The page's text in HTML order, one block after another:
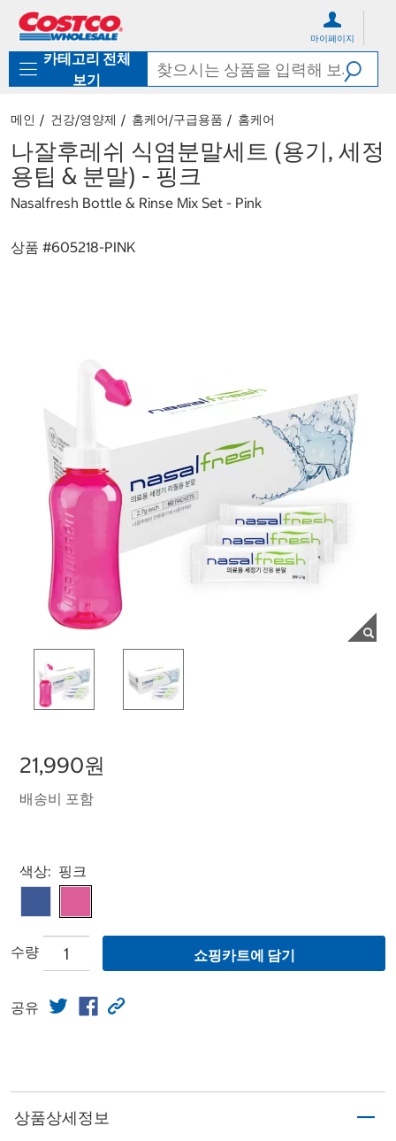
로
기
가
마이페이지
카테고리 전체
보기
메인 건강/영양제 홈케어/구급용품 홈케어
나잘후레쉬 식염분말세트 (용기, 세정
용팁 & 분말) - 핑크
Nasalfresh Bottle & Rinse Mix Set - Pink
상품 #605218-PINK
21,990원
배송비 포함
Select product
색상: 핑크
수량 쇼핑카트에 담기
공유
상품상세정보